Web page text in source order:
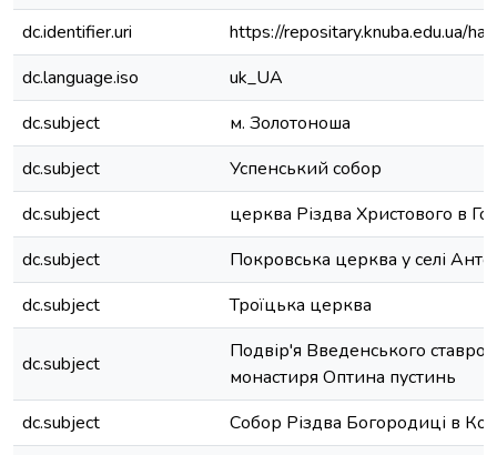
dc.identifier.uri
https://repositary.knuba.edu.ua/
dc.language.iso
uk_UA
dc.subject
м. Золотоноша
dc.subject
Успенський собор
dc.subject
церква Різдва Христового в
dc.subject
Покровська церква у селі
dc.subject
Троїцька церква
dc.subject
Подвір'я Введенського
монастиря Оптина пустинь
dc.subject
Собор Різдва Богородиці в